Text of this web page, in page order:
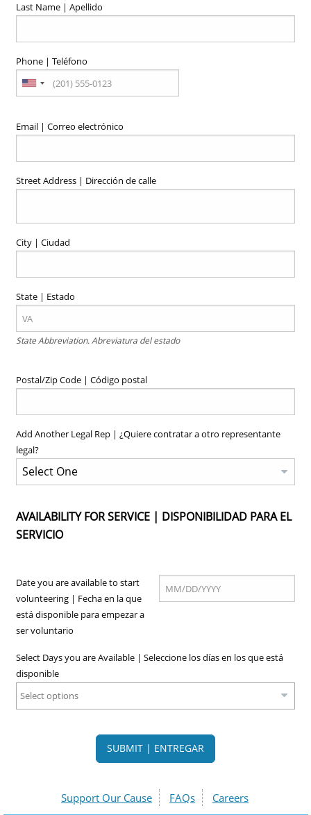
Last Name | Apellido
Phone | Teléfono
Email | Correo electrónico
Street Address | Dirección de calle
City | Ciudad
State | Estado
State Abbreviation. Abreviatura del estado
Postal/Zip Code | Código postal
Add Another Legal Rep | ¿Quiere contratar a otro representante
legal?
AVAILABILITY FOR SERVICE | DISPONIBILIDAD PARA EL
SERVICIO
Date you are available to start
volunteering | Fecha en la que
está disponible para empezar a
ser voluntario
Select Days you are Available | Seleccione los días en los que está
disponible
Select options
SUBMIT | ENTREGAR
Support Our Cause FAQs Careers